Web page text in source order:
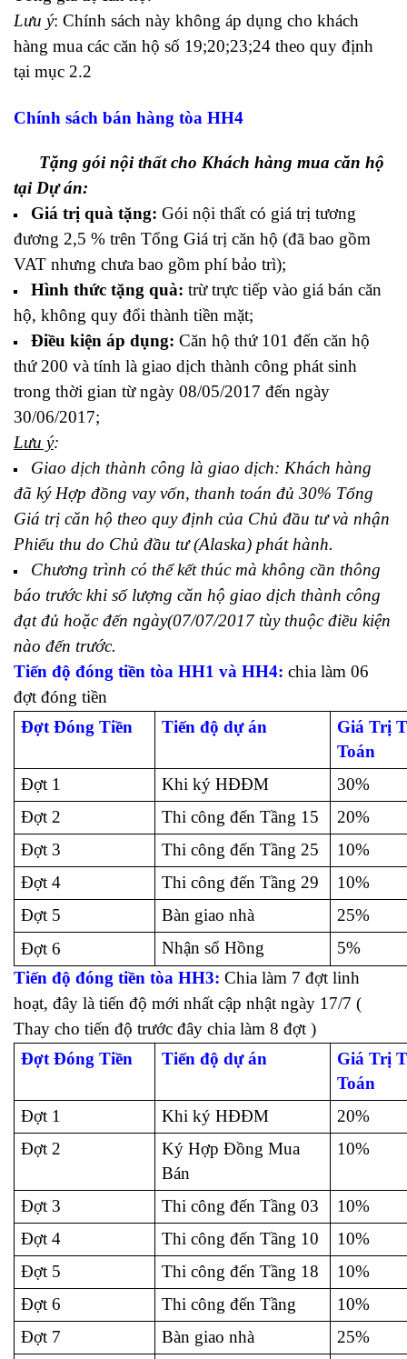
Lưu ý: Chính sách này không áp dụng cho khách
hàng mua các căn hộ số 19;20;23;24 theo quy định
tại mục 2.2
Chính sách bán hàng tòa HH4
Tặng gói nội thất cho Khách hàng mua căn hộ
tại Dự án:
Giá trị quà tặng: Gói nội thất có giá trị tương
đương 2,5 % trên Tổng Giá trị căn hộ (đã bao gồm
VAT nhưng chưa bao gồm phí bảo trì);
Hình thức tặng quà: trừ trực tiếp vào giá bán căn
hộ, không quy đổi thành tiền mặt;
Điều kiện áp dụng: Căn hộ thứ 101 đến căn hộ
thứ 200 và tính là giao dịch thành công phát sinh
trong thời gian từ ngày 08/05/2017 đến ngày
30/06/2017;
Lưu ý:
Giao dịch thành công là giao dịch: Khách hàng
đã ký Hợp đồng vay vốn, thanh toán đủ 30% Tổng
Giá trị căn hộ theo quy định của Chủ đầu tư và nhận
Phiếu thu do Chủ đầu tư (Alaska) phát hành.
Chương trình có thể kết thúc mà không cần thông
báo trước khi số lượng căn hộ giao dịch thành công
đạt đủ hoặc đến ngày(07/07/2017 tùy thuộc điều kiện
nào đến trước.
Tiến độ đóng tiền tòa HH1 và HH4: chia làm 06
đợt đóng tiền
Đợt Đóng Tiền
Tiến độ dự án
Giá Trị
Toán
Đợt 1
Khi ký HĐĐM
30%
Đợt 2
Thi công đến Tầng 15
20%
Đợt 3
Thi công đến Tầng 25
10%
Đợt 4
Thi công đến Tầng 29
10%
Đợt 5
Bàn giao nhà
25%
Đợt 6
Nhận sổ Hồng
5%
Tiến độ đóng tiền tòa HH3: Chia làm 7 đợt linh
hoạt, đây là tiến độ mới nhất cập nhật ngày 17/7 (
Thay cho tiến độ trước đây chia làm 8 đợt )
Đợt Đóng Tiền
Tiến độ dự án
Giá Trị
Toán
Đợt 1
Khi ký HĐĐM
20%
Đợt 2
Ký Hợp Đồng Mua
Bán
10%
Đợt 3 Thi công đến Tầng 03
10%
Đợt 4
Thi công đến Tầng 10
10%
Đợt 5
Thi công đến Tầng 18
10%
Đợt 6
Thi công đến Tầng
10%
Đợt 7
Bàn giao nhà 25%